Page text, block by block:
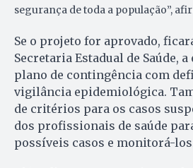
segurança de toda a população”,
Se o projeto for aprovado,
Secretaria Estadual de Saúde, a
plano de contingência com
vigilância epidemiológica.
de critérios para os casos
dos profissionais de saúde
possíveis casos e monitorá-